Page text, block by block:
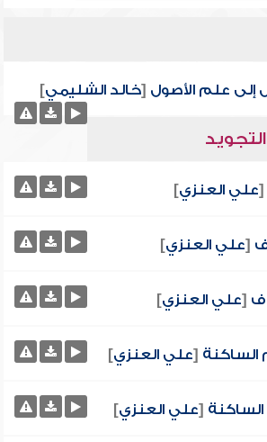
إلى علم الأصول [خالد الشليمي]
[علي العنزي]
[علي العنزي]
[علي العنزي]
الساكنة [علي العنزي]
الساكنة [علي العنزي]